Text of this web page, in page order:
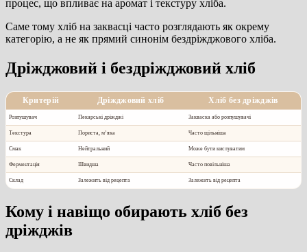
процес, що впливає на аромат і текстуру хліба.
Саме тому хліб на заквасці часто розглядають як окрему
категорію, а не як прямий синонім бездріжджового хліба.
Дріжджовий і бездріжджовий хліб
Критерій Дріжджовий хліб Хліб без дріжджів
Розпушувач Пекарські дріжджі Закваска або розпушувачі
Текстура Пориста, м’яка Часто щільніша
Смак Нейтральний Може бути кислуватим
Ферментація Швидша Часто повільніша
Склад Залежить від рецепта Залежить від рецепта
Кому і навіщо обирають хліб без
дріжджів